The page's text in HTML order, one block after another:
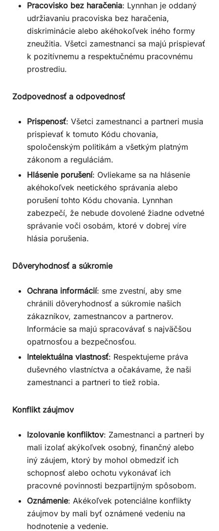
Pracovisko bez haračenia: Lynnhan je oddaný
udržiavaniu pracoviska bez haračenia,
diskriminácie alebo akéhokoľvek iného formy
zneužitia. Všetci zamestnanci sa majú prispievať
k pozitívnemu a respektučnému pracovnému
prostrediu.
Zodpovednosť a odpovednosť
Prispenosť: Všetci zamestnanci a partneri musia
prispievať k tomuto Kódu chovania,
spoločenským politikám a všetkým platným
zákonom a reguláciám.
Hlásenie porušení: Ovliekame sa na hlásenie
akéhokoľvek neetického správania alebo
porušení tohto Kódu chovania. Lynnhan
zabezpečí, že nebude dovolené žiadne odvetné
správanie voči osobám, ktoré v dobrej víre
hlásia porušenia.
Dôveryhodnosť a súkromie
Ochrana informácií: sme zvestní, aby sme
chránili dôveryhodnosť a súkromie našich
zákazníkov, zamestnancov a partnerov.
Informácie sa majú spracovávať s najväčšou
opatrnosťou a bezpečnosťou.
Intelektuálna vlastnosť: Respektujeme práva
duševného vlastníctva a očakávame, že naši
zamestnanci a partneri to tiež robia.
Konflikt záujmov
Izolovanie konfliktov: Zamestnanci a partneri by
mali izolať akýkoľvek osobný, finančný alebo
iný záujem, ktorý by mohol obmedziť ich
schopnosť alebo ochotu vykonávať ich
pracovné povinnosti bezpartijným spôsobom.
Oznámenie: Akékoľvek potenciálne konflikty
záujmov by mali byť oznámené vedeniu na
hodnotenie a vedenie.